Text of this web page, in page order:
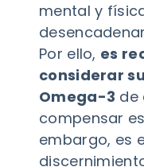
mental y
Por ello, es
considerar
Omega-3 de
compensar
embargo, es